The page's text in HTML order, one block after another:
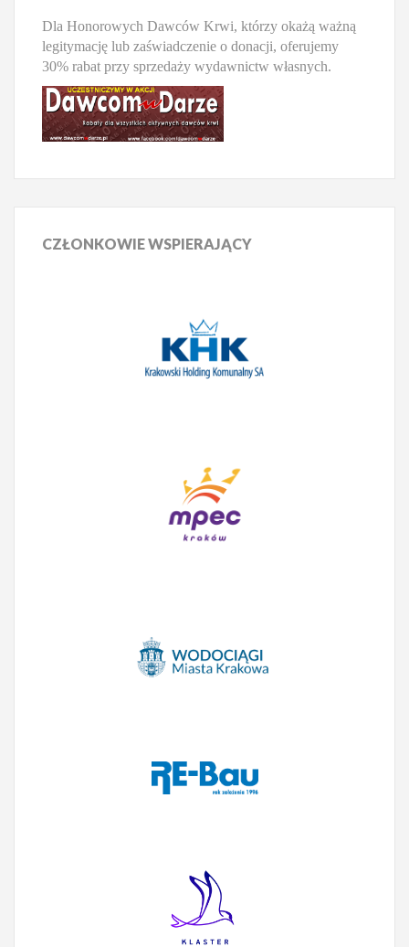
Dla Honorowych Dawców Krwi, którzy okażą ważną
legitymację lub zaświadczenie o donacji, oferujemy
30% rabat przy sprzedaży wydawnictw własnych.
CZŁONKOWIEWSPIERAJĄCY